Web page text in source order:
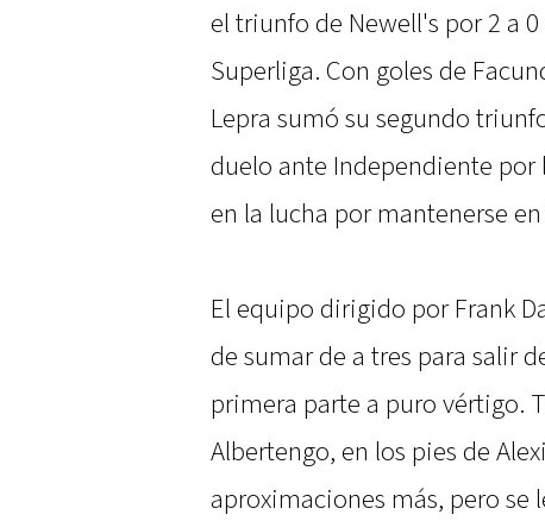
el triunfo de Newell's por 2 a
Superliga. Con goles de
Lepra sumó su segundo
duelo ante Independiente por
en la lucha por mantenerse
El equipo dirigido por Frank
de sumar de a tres para salir
primera parte a puro vértigo.
Albertengo, en los pies de
aproximaciones más, pero se